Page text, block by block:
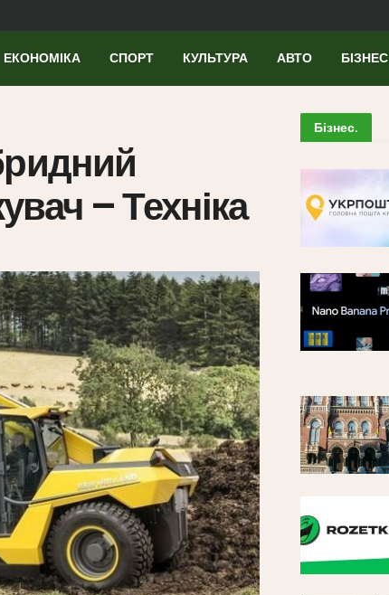
ЕКОНОМІКА СПОРТ КУЛЬТУРА АВТО БІЗНЕС
– Техніка
Бізнес.